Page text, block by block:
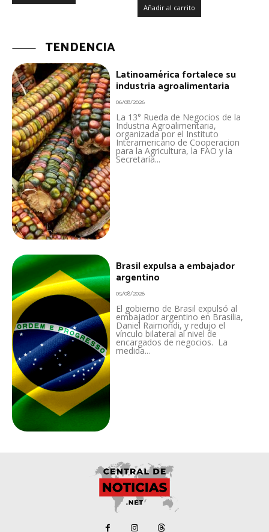
Añadir al carrito
TENDENCIA
Latinoamérica fortalece su
industria agroalimentaria
06/08/2026
La 13° Rueda de Negocios de la
Industria Agroalimentaria,
organizada por el Instituto
Interamericano de Cooperacion
para la Agricultura, la FAO y la
Secretaría...
Brasil expulsa a embajador
argentino
05/08/2026
El gobierno de Brasil expulsó al
embajador argentino en Brasilia,
Daniel Raimondi, y redujo el
vínculo bilateral al nivel de
encargados de negocios. La
medida...